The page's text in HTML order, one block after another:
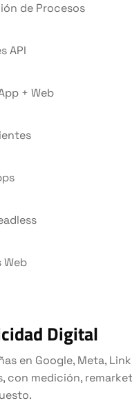
de Procesos
API
+ Web
Web
Digital
en Google, Meta,
con medición,